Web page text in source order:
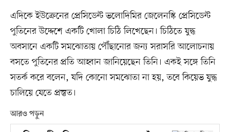
এদিকে ইউক্রেনের প্রেসিডেন্ট ভলোদিমির জেলেনস্কি প্রেসিডেন্ট
পুতিনের উদ্দেশে একটি খোলা চিঠি লিখেছেন। চিঠিতে যুদ্ধ
অবসানে একটি সমঝোতায় পৌঁছানোর জন্য সরাসরি আলোচনায়
বসতে পুতিনের প্রতি আহ্বান জানিয়েছেন তিনি। একই সঙ্গে তিনি
সতর্ক করে বলেন, যদি কোনো সমঝোতা না হয়, তবে কিয়েভ যুদ্ধ
চালিয়ে যেতে প্রস্তুত।
আরও পড়ুন